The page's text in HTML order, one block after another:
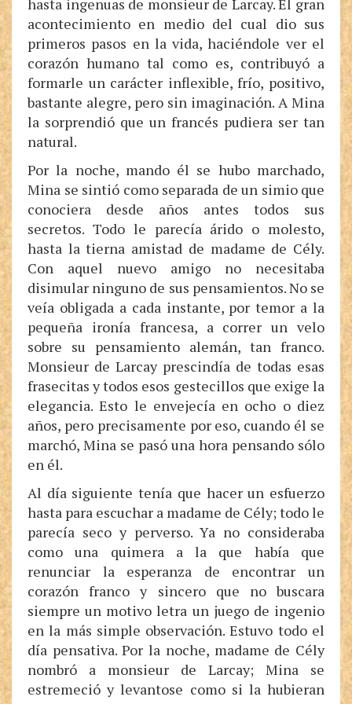
hasta ingenuas de monsieur de Larcay. El gran
acontecimiento en medio del cual dio sus
primeros pasos en la vida, haciéndole ver el
corazón humano tal como es, contribuyó a
formarle un carácter inflexible, frío, positivo,
bastante alegre, pero sin imaginación. A Mina
la sorprendió que un francés pudiera ser tan
natural.
Por la noche, mando él se hubo marchado,
Mina se sintió como separada de un simio que
conociera desde años antes todos sus
secretos. Todo le parecía árido o molesto,
hasta la tierna amistad de madame de Cély.
Con aquel nuevo amigo no necesitaba
disimular ninguno de sus pensamientos. No se
veía obligada a cada instante, por temor a la
pequeña ironía francesa, a correr un velo
sobre su pensamiento alemán, tan franco.
Monsieur de Larcay prescindía de todas esas
frasecitas y todos esos gestecillos que exige la
elegancia. Esto le envejecía en ocho o diez
años, pero precisamente por eso, cuando él se
marchó, Mina se pasó una hora pensando sólo
en él.
Al día siguiente tenía que hacer un esfuerzo
hasta para escuchar a madame de Cély; todo le
parecía seco y perverso. Ya no consideraba
como una quimera a la que había que
renunciar la esperanza de encontrar un
corazón franco y sincero que no buscara
siempre un motivo letra un juego de ingenio
en la más simple observación. Estuvo todo el
día pensativa. Por la noche, madame de Cély
nombró a monsieur de Larcay; Mina se
estremeció y levantose como si la hubieran